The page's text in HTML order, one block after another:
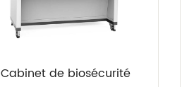
Cabinet de biosécurité